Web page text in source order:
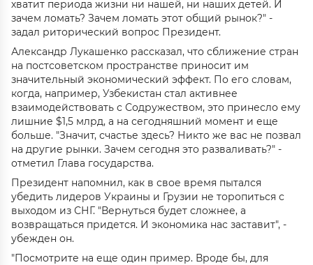
хватит периода жизни ни нашей, ни наших детей. И
зачем ломать? Зачем ломать этот общий рынок?" -
задал риторический вопрос Президент.
Александр Лукашенко рассказал, что сближение стран
на постсоветском пространстве приносит им
значительный экономический эффект. По его словам,
когда, например, Узбекистан стал активнее
взаимодействовать с Содружеством, это принесло ему
лишние $1,5 млрд, а на сегодняшний момент и еще
больше. "Значит, счастье здесь? Никто же вас не позвал
на другие рынки. Зачем сегодня это разваливать?" -
отметил Глава государства.
Президент напомнил, как в свое время пытался
убедить лидеров Украины и Грузии не торопиться с
выходом из СНГ. "Вернуться будет сложнее, а
возвращаться придется. И экономика нас заставит", -
убежден он.
"Посмотрите на еще один пример. Вроде бы, для